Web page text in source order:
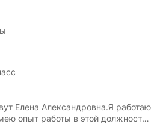
Елена Александровна.Я работаю
опыт работы в этой должности